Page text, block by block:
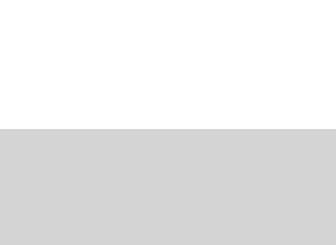
de tela